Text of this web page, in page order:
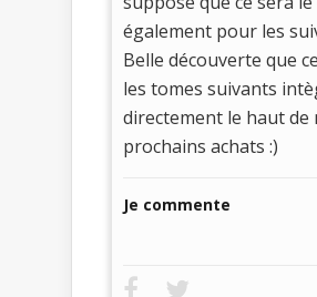
également pour les
Belle découverte que
les tomes suivants
directement le haut de
prochains achats :)
Je commente